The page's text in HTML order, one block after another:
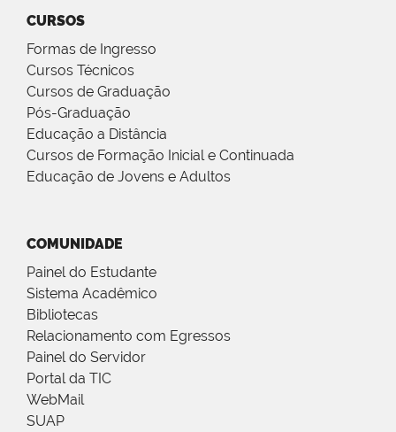
CURSOS
Formas de Ingresso
Cursos Técnicos
Cursos de Graduação
Pós-Graduação
Educação a Distância
Cursos de Formação Inicial e Continuada
Educação de Jovens e Adultos
COMUNIDADE
Painel do Estudante
Sistema Acadêmico
Bibliotecas
Relacionamento com Egressos
Painel do Servidor
Portal da TIC
WebMail
SUAP